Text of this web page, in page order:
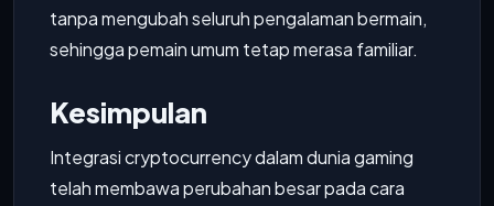
tanpa mengubah seluruh pengalaman bermain,
sehingga pemain umum tetap merasa familiar.
Kesimpulan
Integrasi cryptocurrency dalam dunia gaming
telah membawa perubahan besar pada cara